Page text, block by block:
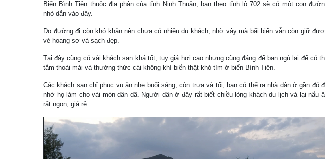
Biển Bình Tiên thuộc địa phận của tỉnh Ninh Thuận, bạn theo tỉnh lộ 702 sẽ có một con
nhỏ dẫn vào đây.
Do đường đi còn khó khăn nên chưa có nhiều du khách, nhờ vậy mà bãi biển vẫn còn giữ
vẻ hoang sơ và sạch đẹp.
Tại đây cũng có vài khách sạn khá tốt, tuy giá hơi cao nhưng cũng đáng để bạn ngủ lại để có
tắm thoải mái và thưởng thức cái không khí biển thật khó tìm ở biển Bình Tiên.
Các khách sạn chỉ phục vụ ăn nhẹ buổi sáng, còn trưa và tối, bạn có thể ra nhà dân ở gần đó
nhờ họ làm cho vài món dân dã. Người dân ở đây rất biết chiều lòng khách du lịch và lại nấu
rất ngon, giá rẻ.